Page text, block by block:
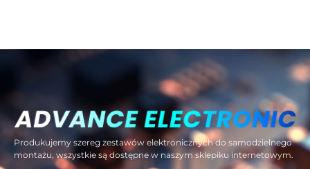
Produkujemy szereg zestawów elektronicznych do samodzielnego
montażu, wszystkie są dostępne w naszym sklepiku internetowym.